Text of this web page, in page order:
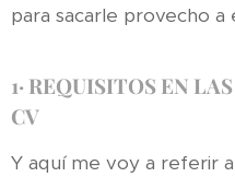
para sacarle provecho a
1· REQUISITOS EN
CV
Y aquí me voy a referir